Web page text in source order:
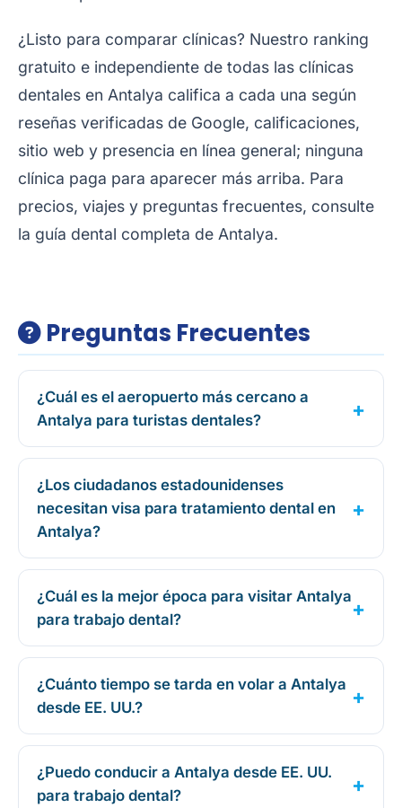
¿Listo para comparar clínicas? Nuestro ranking
gratuito e independiente de todas las clínicas
dentales en Antalya califica a cada una según
reseñas verificadas de Google, calificaciones,
sitio web y presencia en línea general; ninguna
clínica paga para aparecer más arriba. Para
precios, viajes y preguntas frecuentes, consulte
la guía dental completa de Antalya.
Preguntas Frecuentes
¿Cuál es el aeropuerto más cercano a
Antalya para turistas dentales?
¿Los ciudadanos estadounidenses
necesitan visa para tratamiento dental en
Antalya?
¿Cuál es la mejor época para visitar Antalya
para trabajo dental?
¿Cuánto tiempo se tarda en volar a Antalya
desde EE. UU.?
¿Puedo conducir a Antalya desde EE. UU.
para trabajo dental?